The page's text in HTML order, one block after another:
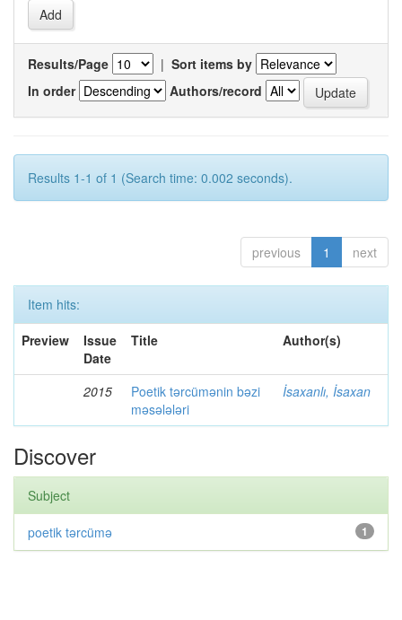
Results/Page | Sort items by
In order
Authors/record
Results 1-1 of 1 (Search time: 0.002 seconds).
previous 1 next
Item hits:
Preview
Issue
Date
Title Author(s)
2015
Poetik tərcümənin bəzi
məsələləri
İsaxanlı, İsaxan
Discover
Subject
1
poetik tərcümə